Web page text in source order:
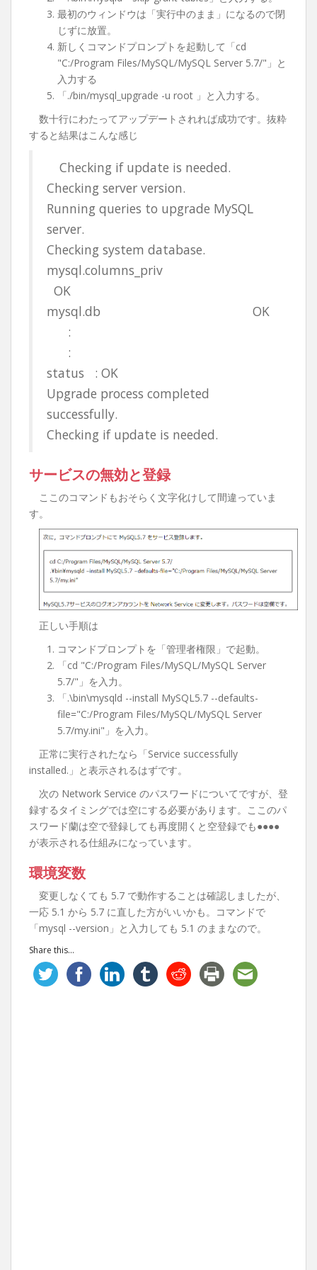
最初のウィンドウは「実行中のまま」になるので閉
じずに放置。
新しくコマンドプロンプトを起動して「cd
"C:/Program Files/MySQL/MySQL Server 5.7/"」と
入力する
「./bin/mysql_upgrade -u root 」と入力する。
数十行にわたってアップデートされれば成功です。抜粋
すると結果はこんな感じ
Checking if update is needed.
Checking server version.
Running queries to upgrade MySQL
server.
Checking system database.
mysql.columns_priv
OK
mysql.db OK
:
:
status : OK
Upgrade process completed
successfully.
Checking if update is needed.
サービスの無効と登録
ここのコマンドもおそらく文字化けして間違っていま
す。
正しい手順は
コマンドプロンプトを「管理者権限」で起動。
「cd "C:/Program Files/MySQL/MySQL Server
5.7/"」を入力。
「.\bin\mysqld --install MySQL5.7 --defaults-
file="C:/Program Files/MySQL/MySQL Server
5.7/my.ini"」を入力。
正常に実行されたなら「Service successfully
installed.」と表示されるはずです。
次の Network Service のパスワードについてですが、登
録するタイミングでは空にする必要があります。ここのパ
スワード蘭は空で登録しても再度開くと空登録でも●●●●
が表示される仕組みになっています。
環境変数
変更しなくても 5.7 で動作することは確認しましたが、
一応 5.1 から 5.7 に直した方がいいかも。コマンドで
「mysql --version」と入力しても 5.1 のままなので。
Share this...